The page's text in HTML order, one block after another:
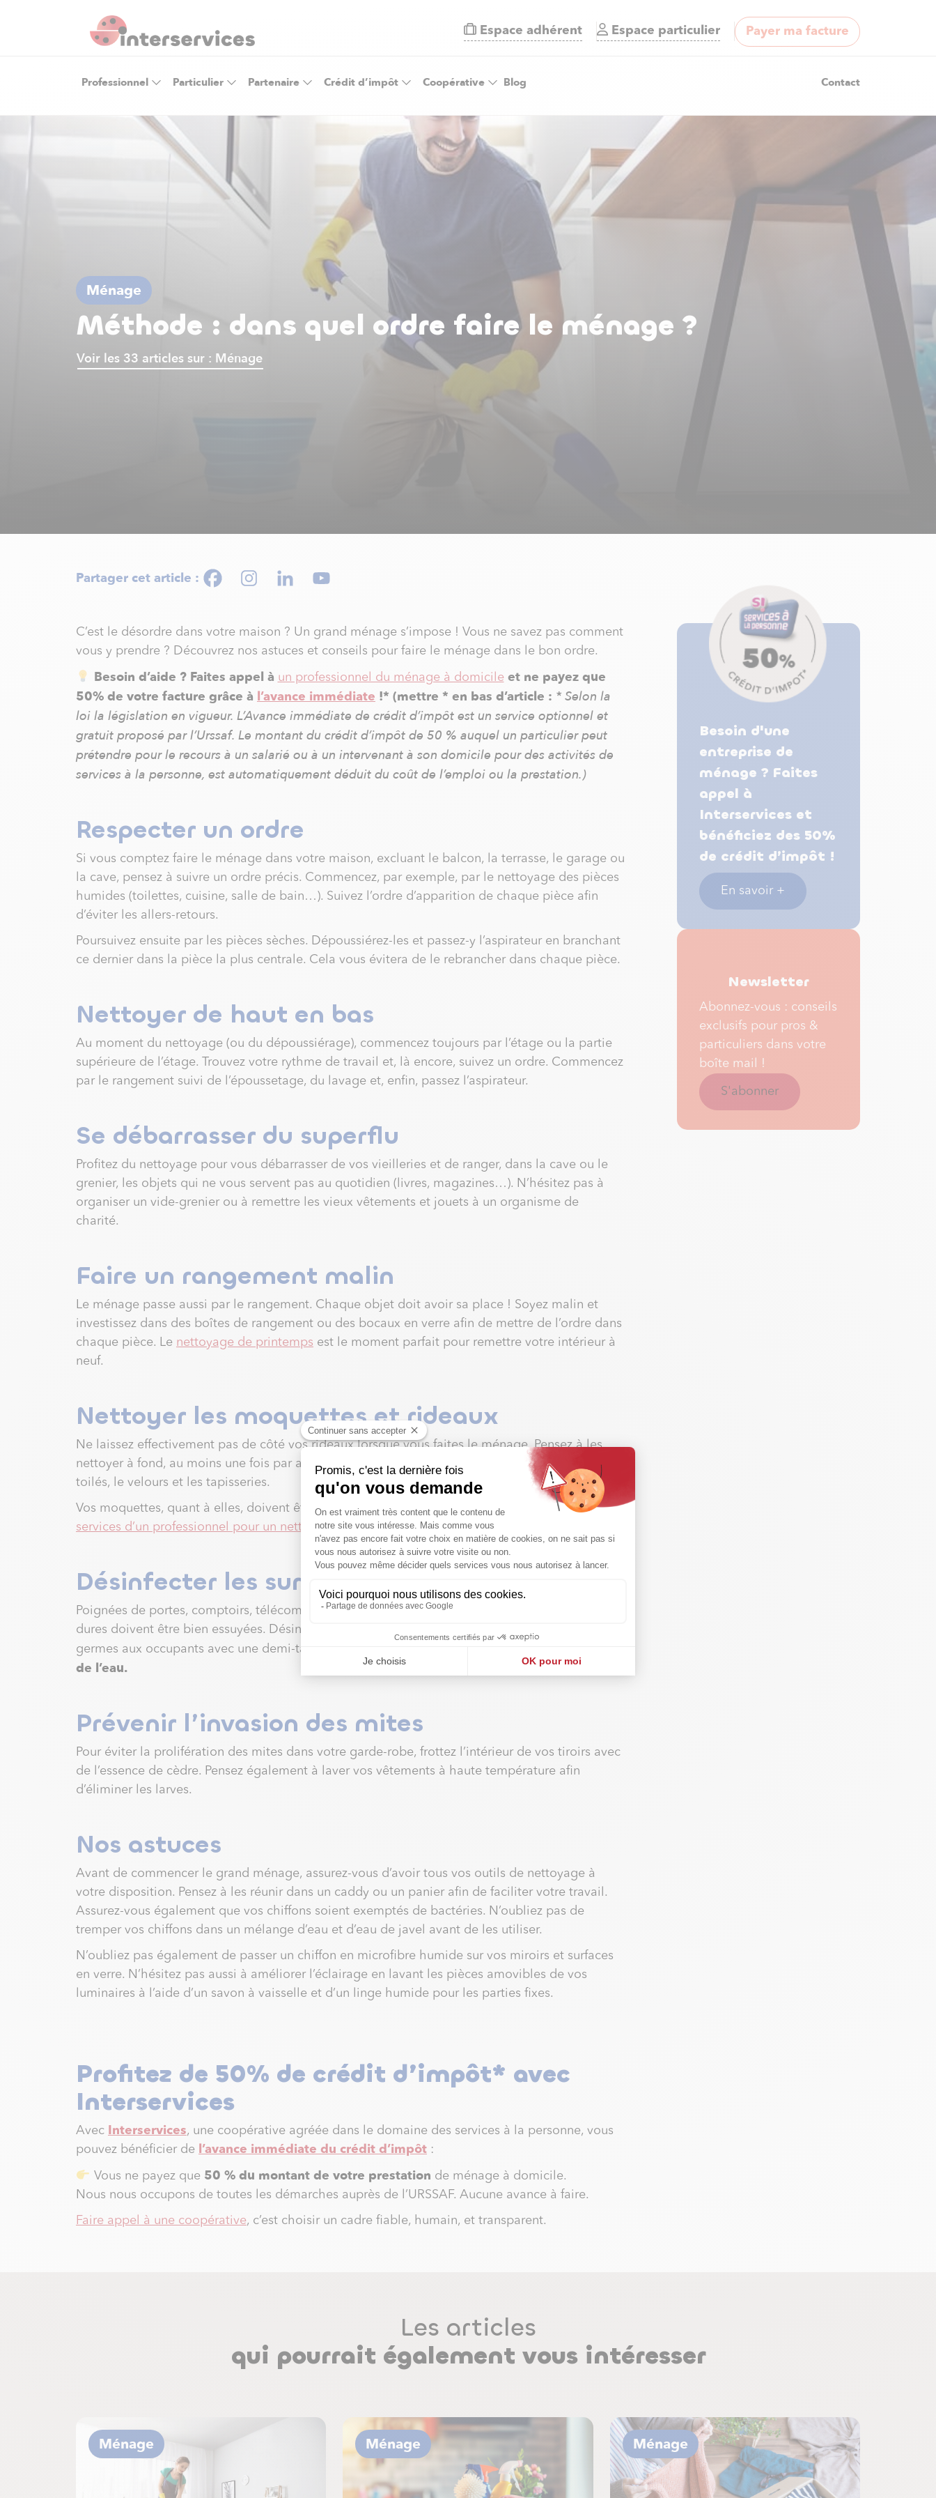
Espace adhérent Espace particulier Payer ma facture
Professionnel Particulier Partenaire Crédit d’impôt Coopérative Blog Contact
Ménage
Méthode : dans quel ordre faire le ménage ?
Voir les 33 articles sur : Ménage
Partager cet article :
C’est le désordre dans votre maison ? Un grand ménage s’impose ! Vous ne savez pas comment
vous y prendre ? Découvrez nos astuces et conseils pour faire le ménage dans le bon ordre.
Besoin d’aide ? Faites appel àun professionnel du ménage à domicileet ne payez que
50% de votre facture grâce à
l’avance immédiate !* (mettre * en bas d’article : * Selon la
loi la législation en vigueur. L’Avance immédiate de crédit d’impôt est un service optionnel et
gratuit proposé par l’Urssaf. Le montant du crédit d’impôt de 50 % auquel un particulier peut
prétendre pour le recours à un salarié ou à un intervenant à son domicile pour des activités de
services à la personne, est automatiquement déduit du coût de l’emploi ou la prestation.)
Respecter un ordre
Si vous comptez faire le ménage dans votre maison, excluant le balcon, la terrasse, le garage ou
la cave, pensez à suivre un ordre précis. Commencez, par exemple, par le nettoyage des pièces
humides (toilettes, cuisine, salle de bain…). Suivez l’ordre d’apparition de chaque pièce afin
d’éviter les allers-retours.
Poursuivez ensuite par les pièces sèches. Dépoussiérez-les et passez-y l’aspirateur en branchant
ce dernier dans la pièce la plus centrale. Cela vous évitera de le rebrancher dans chaque pièce.
Nettoyer de haut en bas
Au moment du nettoyage (ou du dépoussiérage), commencez toujours par l’étage ou la partie
supérieure de l’étage. Trouvez votre rythme de travail et, là encore, suivez un ordre. Commencez
par le rangement suivi de l’époussetage, du lavage et, enfin, passez l’aspirateur.
Se débarrasser du superflu
Profitez du nettoyage pour vous débarrasser de vos vieilleries et de ranger, dans la cave ou le
grenier, les objets qui ne vous servent pas au quotidien (livres, magazines…). N’hésitez pas à
organiser un vide-grenier ou à remettre les vieux vêtements et jouets à un organisme de
charité.
Faire un rangement malin
Le ménage passe aussi par le rangement. Chaque objet doit avoir sa place ! Soyez malin et
investissez dans des boîtes de rangement ou des bocaux en verre afin de mettre de l’ordre dans
chaque pièce. Le nettoyage de printemps est le moment parfait pour remettre votre intérieur à
neuf.
Nettoyer les moquettes et rideaux
Ne laissez effectivement pas de côté vos rideaux lorsque vous faites le ménage. Pensez à les
nettoyer à fond, au moins une fois par an. Un nettoyage à sec est recommandé pour les rideaux
toilés, le velours et les tapisseries.
Vos moquettes, quant à elles, doivent être lavées deux fois l’an. N’hésitez pas à
solliciter les
services d’un professionnel pour un nettoyage à fond de vos moquettes.
Désinfecter les surfaces et comptoirs
Poignées de portes, comptoirs, télécommandes, interrupteurs, armoires…, toutes les surfaces
dures doivent être bien essuyées. Désinfectez les surfaces susceptibles de transmettre des
germes aux occupants avec une demi-tasse de vinaigre de cidre blanc diluée dans une
de l’eau.
Prévenir l’invasion des mites
Pour éviter la prolifération des mites dans votre garde-robe, frottez l’intérieur de vos tiroirs avec
de l’essence de cèdre. Pensez également à laver vos vêtements à haute température afin
d’éliminer les larves.
Nos astuces
Avant de commencer le grand ménage, assurez-vous d’avoir tous vos outils de nettoyage à
votre disposition. Pensez à les réunir dans un caddy ou un panier afin de faciliter votre travail.
Assurez-vous également que vos chiffons soient exemptés de bactéries. N’oubliez pas de
tremper vos chiffons dans un mélange d’eau et d’eau de javel avant de les utiliser.
N’oubliez pas également de passer un chiffon en microfibre humide sur vos miroirs et surfaces
en verre. N’hésitez pas aussi à améliorer l’éclairage en lavant les pièces amovibles de vos
luminaires à l’aide d’un savon à vaisselle et d’un linge humide pour les parties fixes.
Profitez de 50% de crédit d’impôt* avec
Interservices
Avec Interservices, une coopérative agréée dans le domaine des services à la personne, vous
pouvez bénéficier de
l’avance immédiate du crédit d’impôt :
Vous ne payez que 50 % du montant de votre prestation de ménage à domicile.
Nous nous occupons de toutes les démarches auprès de l’URSSAF. Aucune avance à faire.
Faire appel à une coopérative, c’est choisir un cadre fiable, humain, et transparent.
Besoin d'une
entreprise de
ménage ? Faites
appel à
Interservices et
bénéficiez des 50%
de crédit d’impôt !
En savoir +
Newsletter
Abonnez-vous : conseils
exclusifs pour pros &
particuliers dans votre
boîte mail !
S'abonner
Les articles
qui pourrait également vous intéresser
Ménage Ménage Ménage